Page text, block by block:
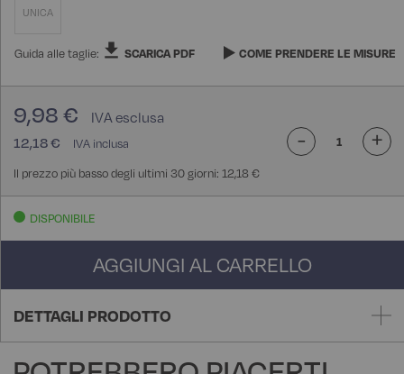
UNICA
Guida alle taglie: SCARICA PDF COME PRENDERE LE MISURE
12,18 €
9,98 €
Il prezzo più basso degli ultimi 30 giorni: 12,18 €
- +
DISPONIBILE
AGGIUNGI AL CARRELLO
DETTAGLI PRODOTTO